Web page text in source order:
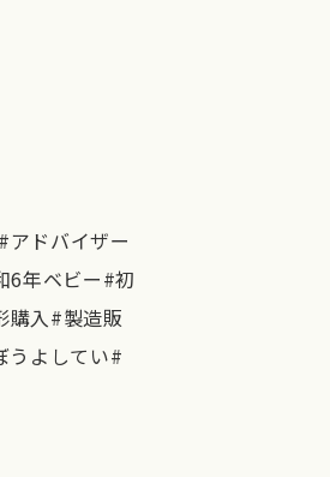
ドバイザー
6年ベビー#初
購入#製造販
うよしてい#